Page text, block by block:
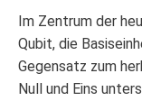
Im Zentrum der
Qubit, die
Gegensatz zum
Null und Eins